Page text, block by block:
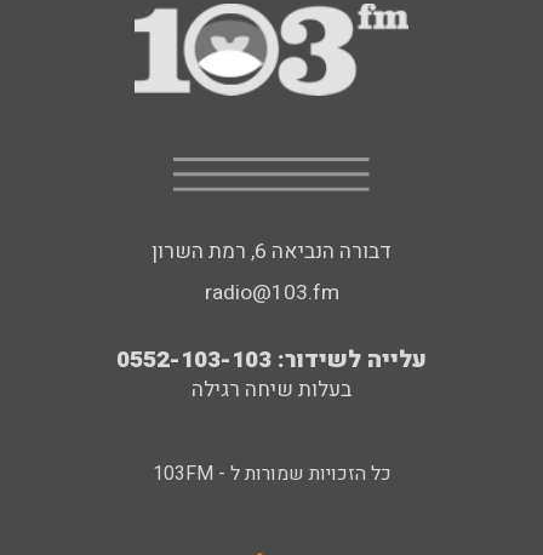
דבורה הנביאה 6, רמת השרון
radio@103.fm
עלייה לשידור: 0552-103-103
בעלות שיחה רגילה
כל הזכויות שמורות ל - 103FM